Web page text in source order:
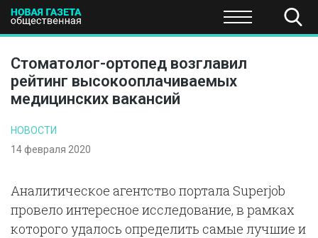
ПОЛИТИКА ЭКОНОМИКА НАУКА И
Стоматолог-ортопед возглавил
рейтинг высокооплачиваемых
медицинских вакансий
НОВОСТИ
14 февраля 2020
Аналитическое агентство портала Superjob
провело интересное исследование, в рамках
которого удалось определить самые лучшие и